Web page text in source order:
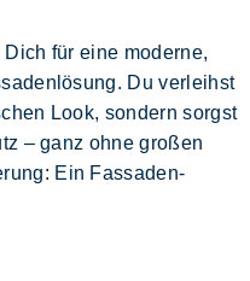
Dich für eine moderne,
. Du verleihst
Look, sondern sorgst
– ganz ohne großen
Ein Fassaden-